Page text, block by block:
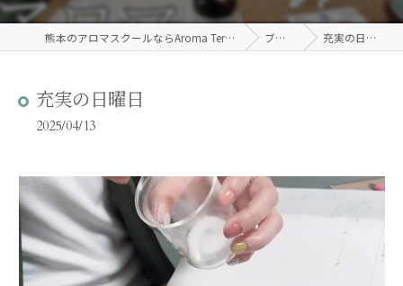
熊本のアロマスクールならAroma Terrace ブログ 充実の日曜日
充実の日曜日
2025/04/13